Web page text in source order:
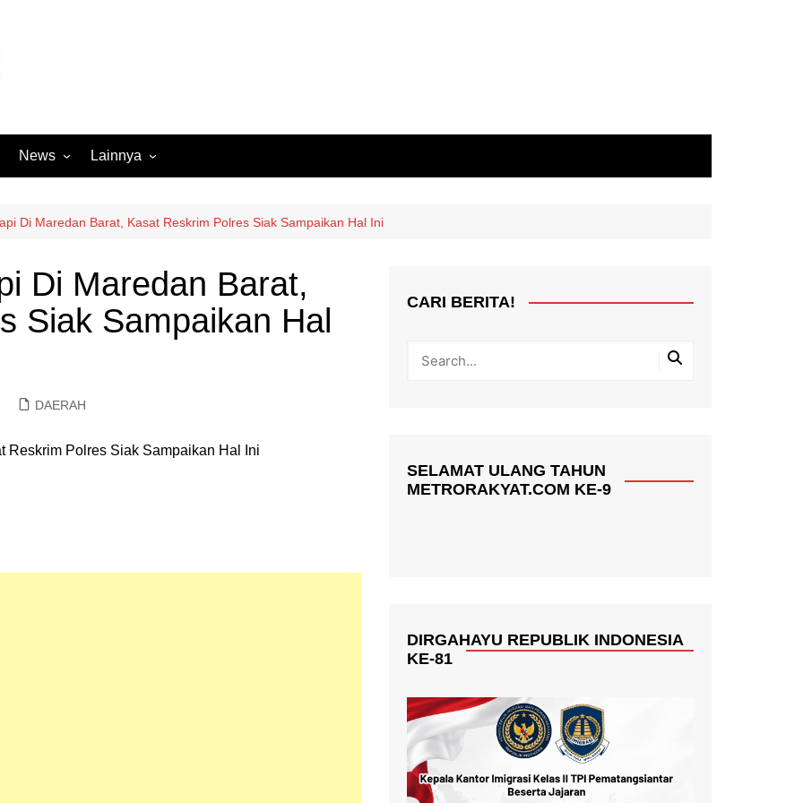
News
Internasional
Lintas Koramil – MS
Megapolitan
Peristiwa
Politik
Lainnya
Ekbis
Opini
Pendidikan
Di Maredan Barat, Kasat Reskrim Polres Siak Sampaikan Hal Ini
Di Maredan Barat,
Siak Sampaikan Hal
DAERAH
CARI BERITA!
SELAMAT ULANG TAHUN
METRORAKYAT.COM KE-9
DIRGAHAYU REPUBLIK INDONESIA
KE-81